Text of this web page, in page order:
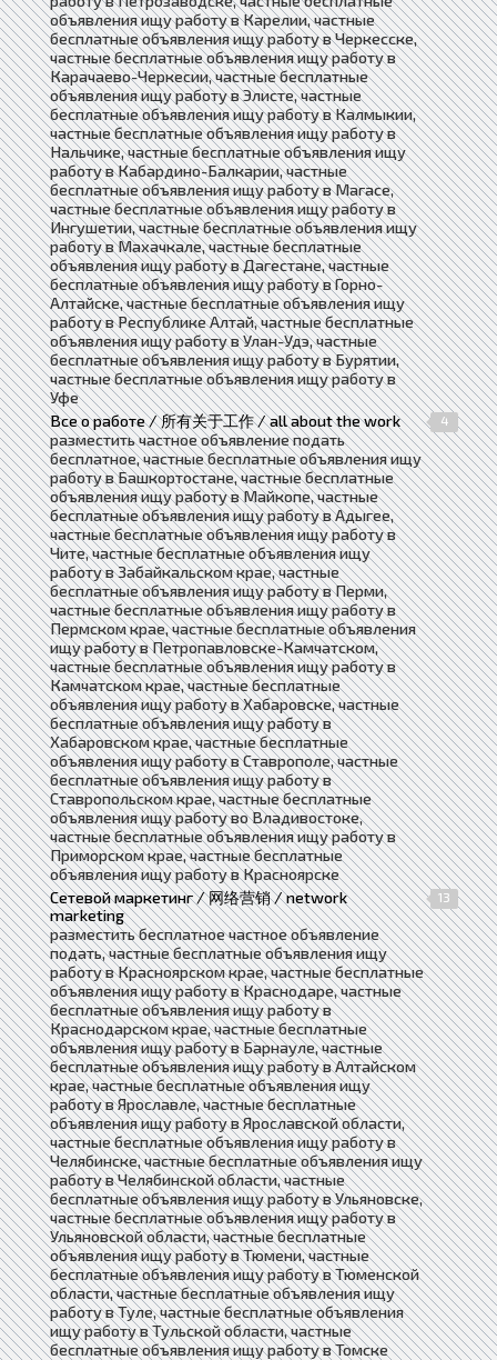
объявления ищу работу в Карелии, частные
бесплатные объявления ищу работу в Черкесске,
частные бесплатные объявления ищу работу в
Карачаево-Черкесии, частные бесплатные
объявления ищу работу в Элисте, частные
бесплатные объявления ищу работу в Калмыкии,
частные бесплатные объявления ищу работу в
Нальчике, частные бесплатные объявления ищу
работу в Кабардино-Балкарии, частные
бесплатные объявления ищу работу в Магасе,
частные бесплатные объявления ищу работу в
Ингушетии, частные бесплатные объявления ищу
работу в Махачкале, частные бесплатные
объявления ищу работу в Дагестане, частные
бесплатные объявления ищу работу в Горно-
Алтайске, частные бесплатные объявления ищу
работу в Республике Алтай, частные бесплатные
объявления ищу работу в Улан-Удэ, частные
бесплатные объявления ищу работу в Бурятии,
частные бесплатные объявления ищу работу в
Уфе
Все о работе / 所有关于工作 / all about the work
4
разместить частное объявление подать
бесплатное, частные бесплатные объявления ищу
работу в Башкортостане, частные бесплатные
объявления ищу работу в Майкопе, частные
бесплатные объявления ищу работу в Адыгее,
частные бесплатные объявления ищу работу в
Чите, частные бесплатные объявления ищу
работу в Забайкальском крае, частные
бесплатные объявления ищу работу в Перми,
частные бесплатные объявления ищу работу в
Пермском крае, частные бесплатные объявления
ищу работу в Петропавловске-Камчатском,
частные бесплатные объявления ищу работу в
Камчатском крае, частные бесплатные
объявления ищу работу в Хабаровске, частные
бесплатные объявления ищу работу в
Хабаровском крае, частные бесплатные
объявления ищу работу в Ставрополе, частные
бесплатные объявления ищу работу в
Ставропольском крае, частные бесплатные
объявления ищу работу во Владивостоке,
частные бесплатные объявления ищу работу в
Приморском крае, частные бесплатные
объявления ищу работу в Красноярске
Сетевой маркетинг / 网络营销 / network
marketing
13
разместить бесплатное частное объявление
подать, частные бесплатные объявления ищу
работу в Красноярском крае, частные бесплатные
объявления ищу работу в Краснодаре, частные
бесплатные объявления ищу работу в
Краснодарском крае, частные бесплатные
объявления ищу работу в Барнауле, частные
бесплатные объявления ищу работу в Алтайском
крае, частные бесплатные объявления ищу
работу в Ярославле, частные бесплатные
объявления ищу работу в Ярославской области,
частные бесплатные объявления ищу работу в
Челябинске, частные бесплатные объявления ищу
работу в Челябинской области, частные
бесплатные объявления ищу работу в Ульяновске,
частные бесплатные объявления ищу работу в
Ульяновской области, частные бесплатные
объявления ищу работу в Тюмени, частные
бесплатные объявления ищу работу в Тюменской
области, частные бесплатные объявления ищу
работу в Туле, частные бесплатные объявления
ищу работу в Тульской области, частные
бесплатные объявления ищу работу в Томске